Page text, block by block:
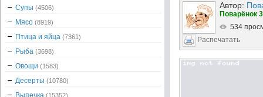
Автор:
Поварёнок
534
Распечатать
Супы (4506)
Мясо (8919)
Птица и яйца (7361)
Рыба (3698)
Овощи (1583)
Десерты (10780)
Выпечка (15352)